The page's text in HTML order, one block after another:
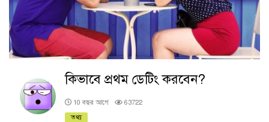
কিভাবে প্রথম ডেটিং করবেন?
10 বছর আগে
63722
তথ্য